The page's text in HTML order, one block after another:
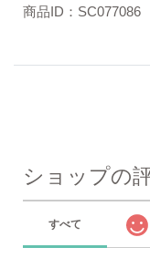
商品ID：SC077086
ショップの
すべて